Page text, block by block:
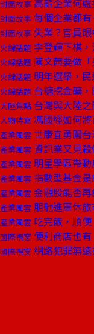
封面故事 高薪企業何處
封面故事 每個企業都有
封面故事 失業？官員
火線話題 李登輝下棋
火線話題 陳文茜要做
火線話題 明年選舉，
火線話題 台糖挖金礦
大陸焦點 台灣與大陸
人物特寫 馮國經如何
產業風雲 世康宜勇闖
產業風雲 資訊業又見
產業風雲 明星學區帶
產業風雲 指數型基金
產業風雲 金融股能否再
產業風雲 朋馳進軍休旅
產業風雲 吃完飯，順
國際視窗 便利商店也有
國際視窗 網路犯罪無遠